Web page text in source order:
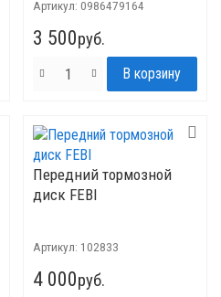
Артикул: 0986479164
3 500руб.
Передний тормозной
диск FEBI
Артикул: 102833
4 000руб.